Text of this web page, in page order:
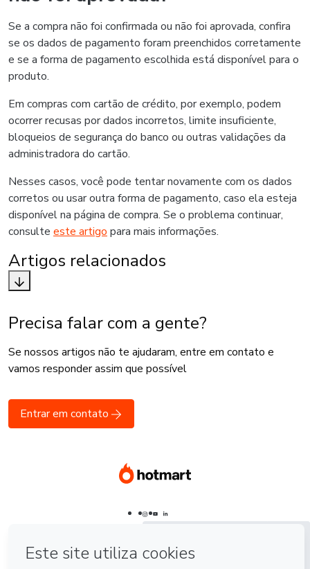
Se a compra não foi confirmada ou não foi aprovada, confira
se os dados de pagamento foram preenchidos corretamente
e se a forma de pagamento escolhida está disponível para o
produto.
Em compras com cartão de crédito, por exemplo, podem
ocorrer recusas por dados incorretos, limite insuficiente,
bloqueios de segurança do banco ou outras validações da
administradora do cartão.
Nesses casos, você pode tentar novamente com os dados
corretos ou usar outra forma de pagamento, caso ela esteja
disponível na página de compra. Se o problema continuar,
consulte este artigopara mais informações.
Artigos relacionados
Precisa falar com a gente?
Se nossos artigos não te ajudaram, entre em contato e
vamos responder assim que possível
Entrar em contato
Español - España
Latinoamérica
Español